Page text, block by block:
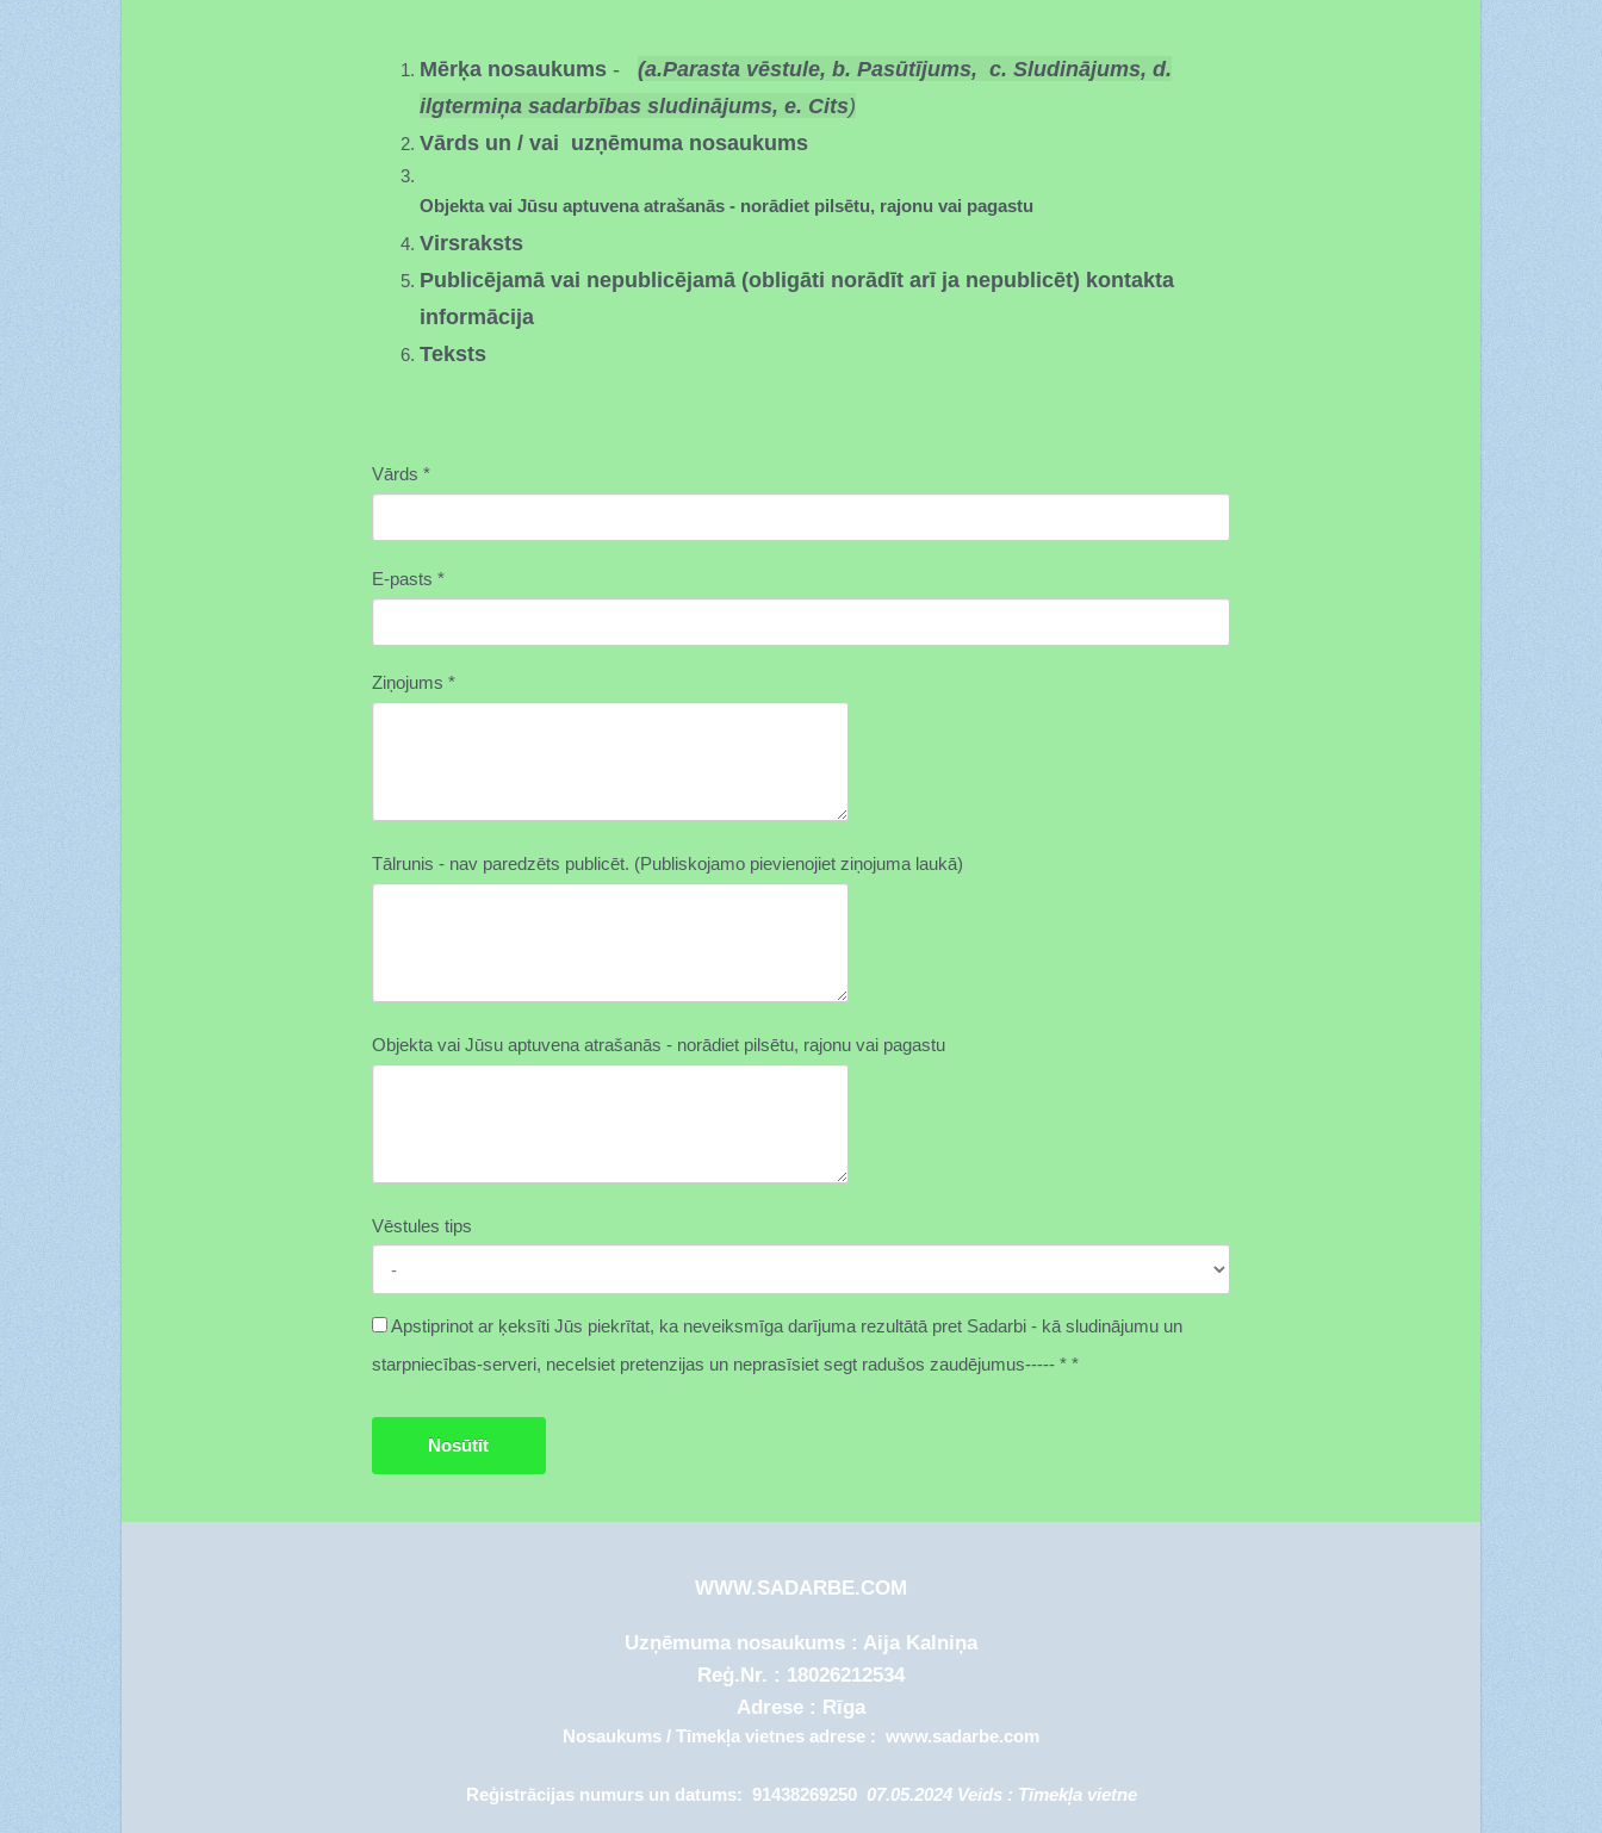
Mērķa nosaukums - (a.Parasta vēstule, b. Pasūtījums, c. Sludinājums, d.
ilgtermiņa sadarbības sludinājums, e. Cits)
Vārds un / vai uzņēmuma nosaukums
Objekta vai Jūsu aptuvena atrašanās - norādiet pilsētu, rajonu vai pagastu
Virsraksts
Publicējamā vai nepublicējamā (obligāti norādīt arī ja nepublicēt) kontakta
informācija
Teksts
Vārds *
E-pasts *
Ziņojums *
Tālrunis - nav paredzēts publicēt. (Publiskojamo pievienojiet ziņojuma laukā)
Objekta vai Jūsu aptuvena atrašanās - norādiet pilsētu, rajonu vai pagastu
Vēstules tips
Apstiprinot ar ķeksīti Jūs piekrītat, ka neveiksmīga darījuma rezultātā pret Sadarbi - kā sludinājumu un
starpniecības-serveri, necelsiet pretenzijas un neprasīsiet segt radušos zaudējumus----- * *
WWW.SADARBE.COM
Uzņēmuma nosaukums : Aija Kalniņa
Reģ.Nr. : 18026212534
Adrese : Rīga
Nosaukums / Tīmekļa vietnes adrese : www.sadarbe.com
Reģistrācijas numurs un datums: 91438269250 07.05.2024 Veids : Tīmekļa vietne